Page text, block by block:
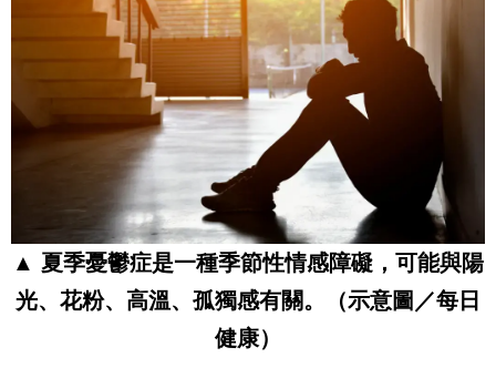
▲ 夏季憂鬱症是一種季節性情感障礙，可能與陽
光、花粉、高溫、孤獨感有關。（示意圖／每日
健康）